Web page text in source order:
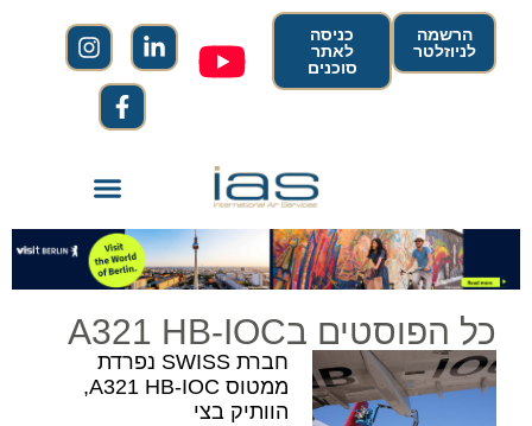
הרשמה
לניוזלטר
כניסה
לאתר
סוכנים
כל הפוסטים בA321 HB-IOC
חברת SWISS נפרדת
ממטוס A321 HB-IOC,
הוותיק בצי